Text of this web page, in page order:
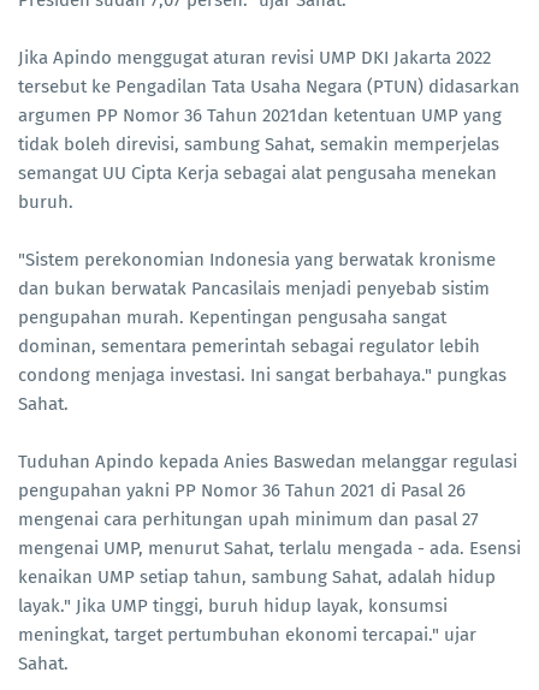
Jika Apindo menggugat aturan revisi UMP DKI Jakarta 2022
tersebut ke Pengadilan Tata Usaha Negara (PTUN) didasarkan
argumen PP Nomor 36 Tahun 2021dan ketentuan UMP yang
tidak boleh direvisi, sambung Sahat, semakin memperjelas
semangat UU Cipta Kerja sebagai alat pengusaha menekan
buruh.
"Sistem perekonomian Indonesia yang berwatak kronisme
dan bukan berwatak Pancasilais menjadi penyebab sistim
pengupahan murah. Kepentingan pengusaha sangat
dominan, sementara pemerintah sebagai regulator lebih
condong menjaga investasi. Ini sangat berbahaya." pungkas
Sahat.
Tuduhan Apindo kepada Anies Baswedan melanggar regulasi
pengupahan yakni PP Nomor 36 Tahun 2021 di Pasal 26
mengenai cara perhitungan upah minimum dan pasal 27
mengenai UMP, menurut Sahat, terlalu mengada - ada. Esensi
kenaikan UMP setiap tahun, sambung Sahat, adalah hidup
layak." Jika UMP tinggi, buruh hidup layak, konsumsi
meningkat, target pertumbuhan ekonomi tercapai." ujar
Sahat.